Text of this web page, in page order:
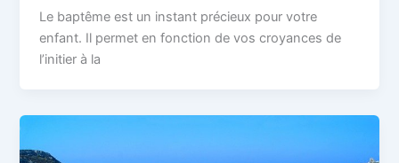
Le baptême est un instant précieux pour votre
enfant. Il permet en fonction de vos croyances de
l’initier à la